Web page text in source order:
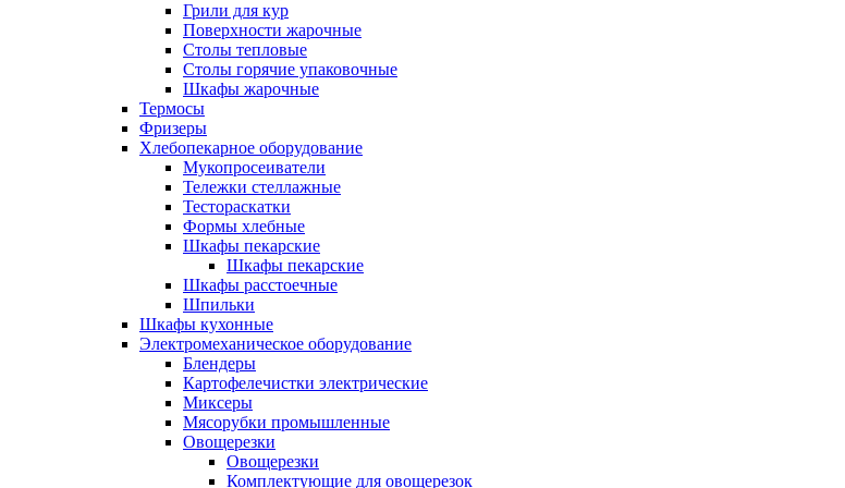
Грили для кур
Поверхности жарочные
Столы тепловые
Столы горячие упаковочные
Шкафы жарочные
Термосы
Фризеры
Хлебопекарное оборудование
Мукопросеиватели
Тележки стеллажные
Тестораскатки
Формы хлебные
Шкафы пекарские
Шкафы пекарские
Шкафы расстоечные
Шпильки
Шкафы кухонные
Электромеханическое оборудование
Блендеры
Картофелечистки электрические
Миксеры
Мясорубки промышленные
Овощерезки
Овощерезки
Комплектующие для овощерезок